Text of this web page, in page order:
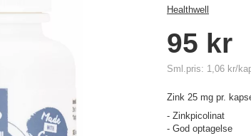
Healthwell
95 kr
Sml.pris: 1,06 kr/
Zink 25 mg pr.
- Zinkpicolinat
- God optagelse